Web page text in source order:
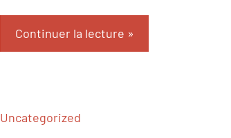
Continuer la lecture
Uncategorized